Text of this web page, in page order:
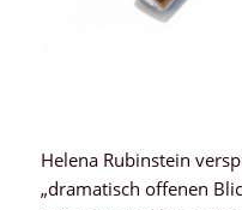
Helena Rubinstein
„dramatisch offenen